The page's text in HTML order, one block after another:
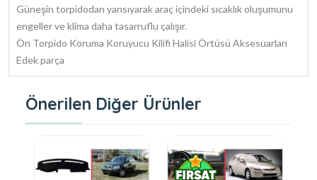
Güneşin torpidodan yansıyarak araç içindeki sıcaklık oluşumunu
engeller ve klima daha tasarruflu çalışır.
Ön Torpido Koruma Koruyucu Kilifi Halisi Örtüsü Aksesuarları
Edek parça
Önerilen Diğer Ürünler